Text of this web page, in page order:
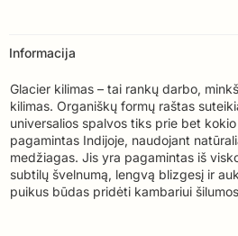
Informacija
Glacier kilimas – tai rankų darbo,
kilimas. Organiškų formų raštas
universalios spalvos tiks prie bet
pagamintas Indijoje, naudojant
medžiagas. Jis yra pagamintas iš
subtilų švelnumą, lengvą blizgesį ir
puikus būdas pridėti kambariui